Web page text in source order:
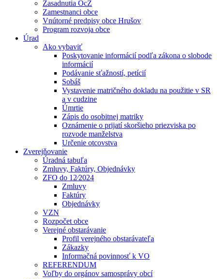
Zasadnutia OcZ
Zamestnanci obce
Vnútorné predpisy obce Hrušov
Program rozvoja obce
Úrad
Ako vybaviť
Poskytovanie informácií podľa zákona o slobode
informácií
Podávanie sťažností, petícií
Sobáš
Vystavenie matričného dokladu na použitie v SR
a v cudzine
Úmrtie
Zápis do osobitnej matriky
Oznámenie o prijatí skoršieho priezviska po
rozvode manželstva
Určenie otcovstva
Zverejňovanie
Úradná tabuľa
Zmluvy, Faktúry, Objednávky
ZFO do 12⁄2024
Zmluvy
Faktúry
Objednávky
VZN
Rozpočet obce
Verejné obstarávanie
Profil verejného obstarávateľa
Zákazky
Informačná povinnosť k VO
REFERENDUM
Voľby do orgánov samosprávy obcí